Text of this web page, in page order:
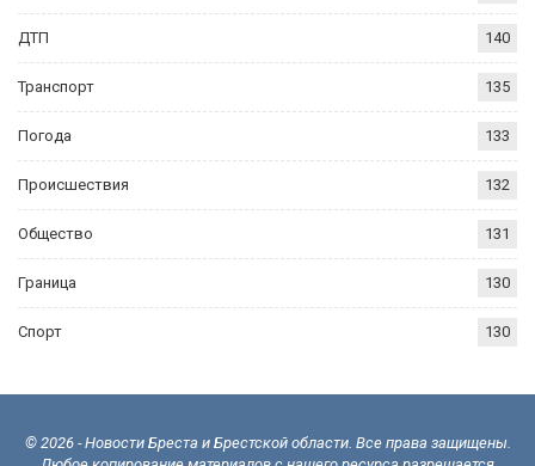
ДТП 140
Транспорт 135
Погода 133
Происшествия 132
Общество 131
Граница 130
Спорт 130
© 2026 - Новости Бреста и Брестской области. Все права защищены.